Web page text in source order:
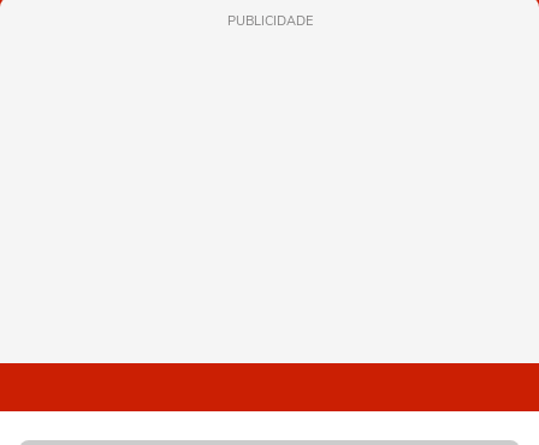
PUBLICIDADE